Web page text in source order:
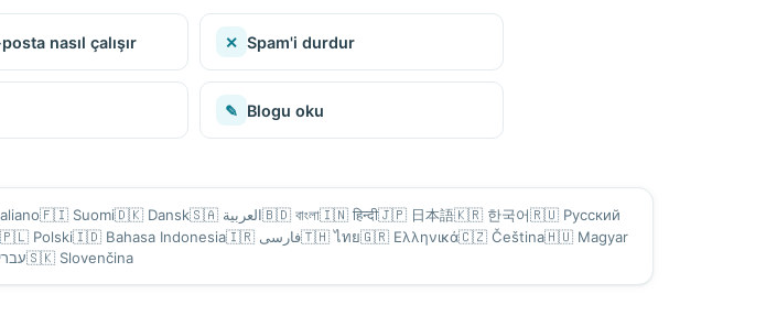
nasıl çalışır ✕ Spam'i durdur
✎ Blogu oku
🇫🇮 Suomi🇩🇰 Dansk🇸🇦 العربية🇧🇩বাংলা🇮🇳हिन्दी🇯🇵 日本語🇰🇷 한국어🇷🇺 Русский
🇵🇱 Polski🇮🇩 Bahasa Indonesia🇮🇷 فارسی🇹🇭ไทย🇬🇷 Ελληνικά🇨🇿 Čeština🇭🇺 Magyar
🇸🇰 Slovenčina